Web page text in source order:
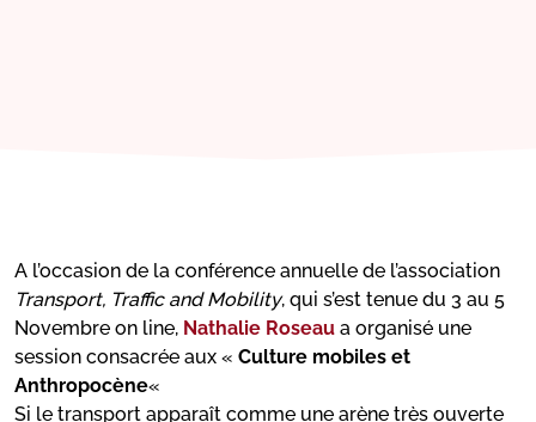
A l’occasion de la conférence annuelle de l’association
Transport, Traffic and Mobility, qui s’est tenue du 3 au 5
Novembre on line, Nathalie Roseau a organisé une
session consacrée aux « Culture mobiles et
Anthropocène«
Si le transport apparaît comme une arène très ouverte